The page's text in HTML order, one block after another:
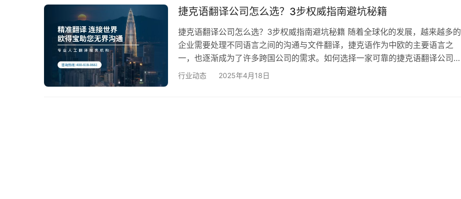
法律文件、医学报告、工程技术文献等）将收费较高。这是因为需要译员不仅掌
捷克语翻译公司怎么选？3步权威指南避坑秘籍
捷克语翻译公司怎么选？3步权威指南避坑秘籍 随着全球化的发展，越来越多的
企业需要处理不同语言之间的沟通与文件翻译，捷克语作为中欧的主要语言之
一，也逐渐成为了许多跨国公司的需求。如何选择一家可靠的捷克语翻译公司，
避免陷入低价陷阱或翻译质量问题？将为您提供3个实用步骤，帮助您做出明智
行业动态 2025年4月18日